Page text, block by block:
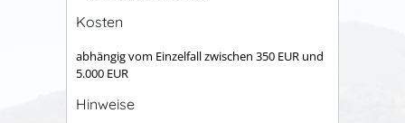
Kosten
abhängig vom Einzelfall zwischen 350 EUR und
5.000 EUR
Hinweise